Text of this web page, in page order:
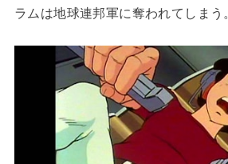
ラムは地球連邦軍に奪われてしまう。